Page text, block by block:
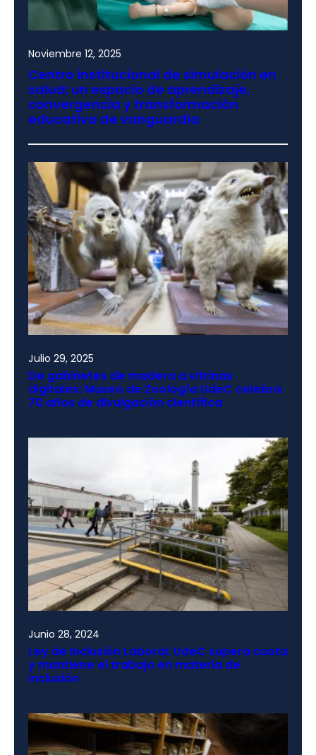
Noviembre 12, 2025
Centro institucional de simulación en
salud: un espacio de aprendizaje,
convergencia y transformación
educativa de vanguardia
Julio 29, 2025
De gabinetes de madera a vitrinas
digitales: Museo de Zoología UdeC celebra
70 años de divulgación científica
Junio 28, 2024
Ley de Inclusión Laboral: UdeC supera cuota
y mantiene el trabajo en materia de
inclusión